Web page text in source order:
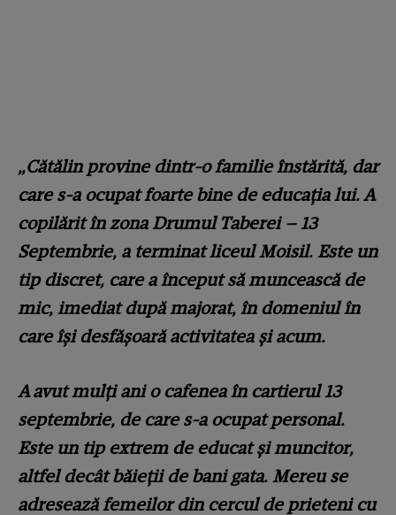
„Cătălin provine dintr-o familie înstărită, dar
care s-a ocupat foarte bine de educația lui. A
copilărit în zona Drumul Taberei – 13
Septembrie, a terminat liceul Moisil. Este un
tip discret, care a început să muncească de
mic, imediat după majorat, în domeniul în
care își desfășoară activitatea și acum.
A avut mulți ani o cafenea în cartierul 13
septembrie, de care s-a ocupat personal.
Este un tip extrem de educat și muncitor,
altfel decât băieții de bani gata. Mereu se
adresează femeilor din cercul de prieteni cu